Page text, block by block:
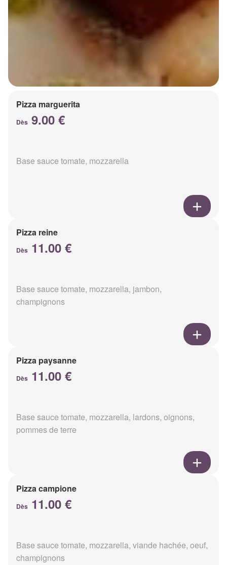
Pizza marguerita
Dès 9.00 €
Base sauce tomate, mozzarella
Pizza reine
Dès 11.00 €
Base sauce tomate, mozzarella, jambon,
champignons
Pizza paysanne
Dès 11.00 €
Base sauce tomate, mozzarella, lardons, oignons,
pommes de terre
Pizza campione
Dès 11.00 €
Base sauce tomate, mozzarella, viande hachée, oeuf,
champignons